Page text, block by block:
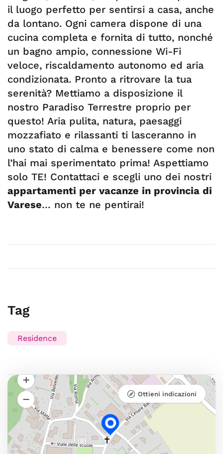
il luogo perfetto per sentirsi a casa, anche
da lontano. Ogni camera dispone di una
cucina completa e fornita di tutto, nonché
un bagno ampio, connessione Wi-Fi
veloce, riscaldamento autonomo ed aria
condizionata. Pronto a ritrovare la tua
serenità? Mettiamo a disposizione il
nostro Paradiso Terrestre proprio per
questo! Aria pulita, natura, paesaggi
mozzafiato e rilassanti ti lasceranno in
uno stato di calma e benessere come non
l’hai mai sperimentato prima! Aspettiamo
solo TE! Contattaci e scegli uno dei nostri
appartamenti per vacanze in provincia di
Varese… non te ne pentirai!
Tag
Residence
Ottieni indicazioni